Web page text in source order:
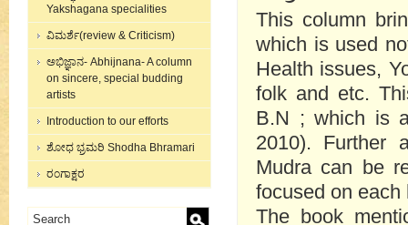
Yakshagana specialities
ವಿಮರ್ಶೆ(review & Criticism)
ಅಭಿಜ್ಞಾನ- Abhijnana- A column
on sincere, special budding
artists
Introduction to our efforts
ಶೋಧ ಭ್ರಮರಿ Shodha Bhramari
ರಂಗಾಕ್ಷರ
This column
which is used
Health issues,
folk and etc.
B.N ; which is
2010). Further
Mudra can be
focused on each
The book